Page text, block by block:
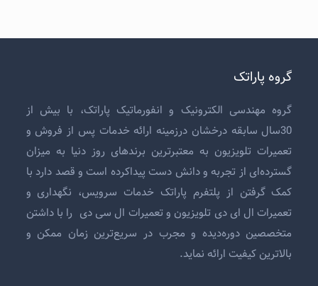
گروه پاراتک
گروه مهندسی الکترونیک و انفورماتیک پاراتک، با بیش از
30سال سابقه درخشان درزمینه ارائه خدمات پس از فروش و
تعمیرات تلویزیون به معتبرترین برندهای روز دنیا به میزان
گسترده‌ای از تجربه و دانش دست پیداکرده است و قصد دارد با
کمک گرفتن از پلتفرم پاراتک خدمات سرویس، نگهداری و
تعمیرات ال ای دی تلویزیون وتعمیرات ال سی دی را با داشتن
متخصصین دوره‌دیده و مجرب در سریع‌ترین زمان ممکن و
بالاترین کیفیت ارائه نماید.